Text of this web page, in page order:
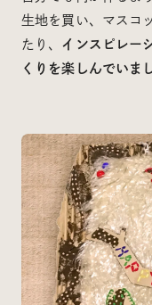
生地を買い、マスコ
たり、 インスピレー
くりを楽しんでいま